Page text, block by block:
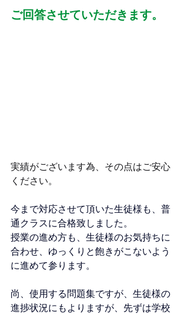
ご回答させていただきます。
実績がございます為、その点はご安心
ください。
今まで対応させて頂いた生徒様も、普
通クラスに合格致しました。
授業の進め方も、生徒様のお気持ちに
合わせ、ゆっくりと飽きがこないよう
に進めて参ります。
尚、使用する問題集ですが、生徒様の
進捗状況にもよりますが、先ずは学校